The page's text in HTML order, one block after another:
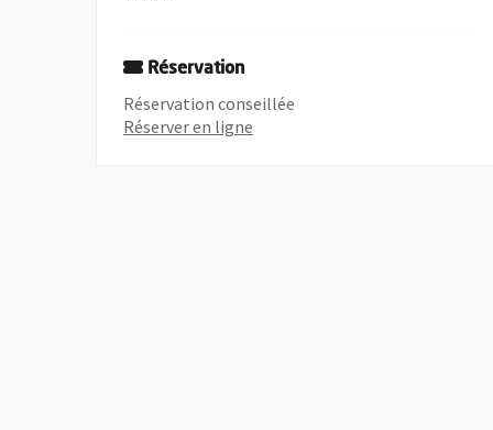
Réservation
Réservation conseillée
Réserver en ligne